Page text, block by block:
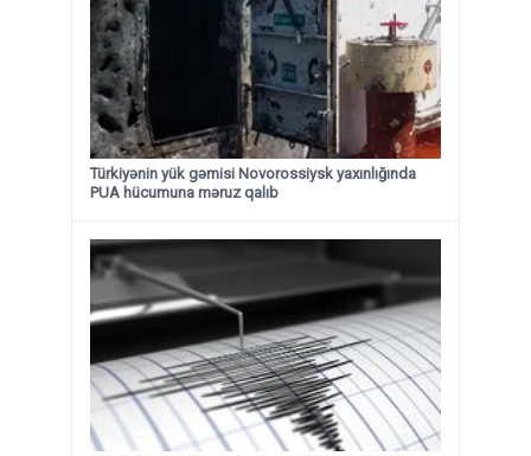
Türkiyənin yük gəmisi Novorossiysk yaxınlığında
PUA hücumuna məruz qalıb